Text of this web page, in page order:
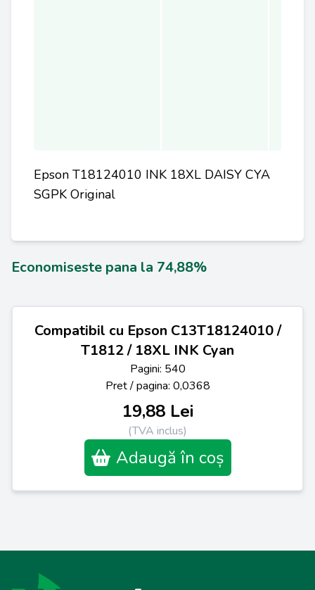
Epson T18124010 INK 18XL DAISY CYA
SGPK Original
Economiseste pana la 74,88%
Compatibil cu Epson C13T18124010 /
T1812 / 18XL INK Cyan
Pagini: 540
Pret / pagina: 0,0368
19,88 Lei
(TVA inclus)
Adaugă în coș